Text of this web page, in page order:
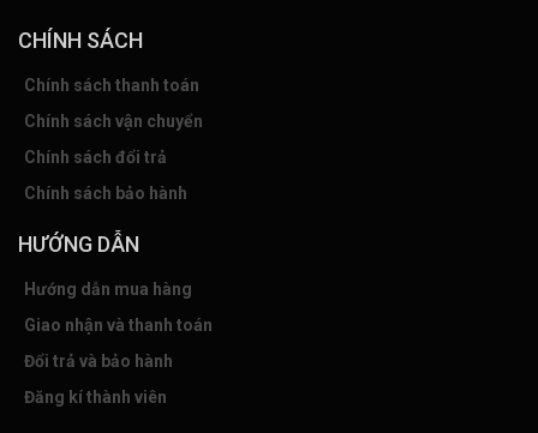
CHÍNH SÁCH
Chính sách thanh toán
Chính sách vận chuyển
Chính sách đổi trả
Chính sách bảo hành
HƯỚNG DẪN
Hướng dẫn mua hàng
Giao nhận và thanh toán
Đổi trả và bảo hành
Đăng kí thành viên